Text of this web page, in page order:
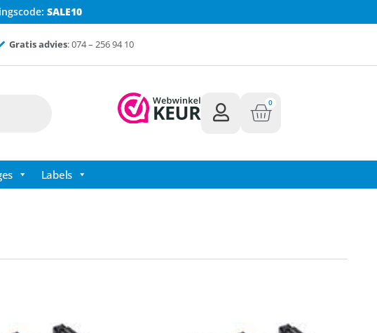
SALE10
Gratis advies: 074 – 256 94 10
0
Labels